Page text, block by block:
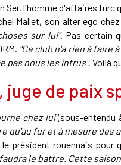
Ser, l'homme d'affaires
Mallet, son alter ego
sur lui". Pas certain
"Ce club n'a rien à faire
pas nous les intrus". Voilà
juge de paix
chez lui(sous-entendu
qu'au fur et à mesure des
président rouennais pour
le battre. Cette